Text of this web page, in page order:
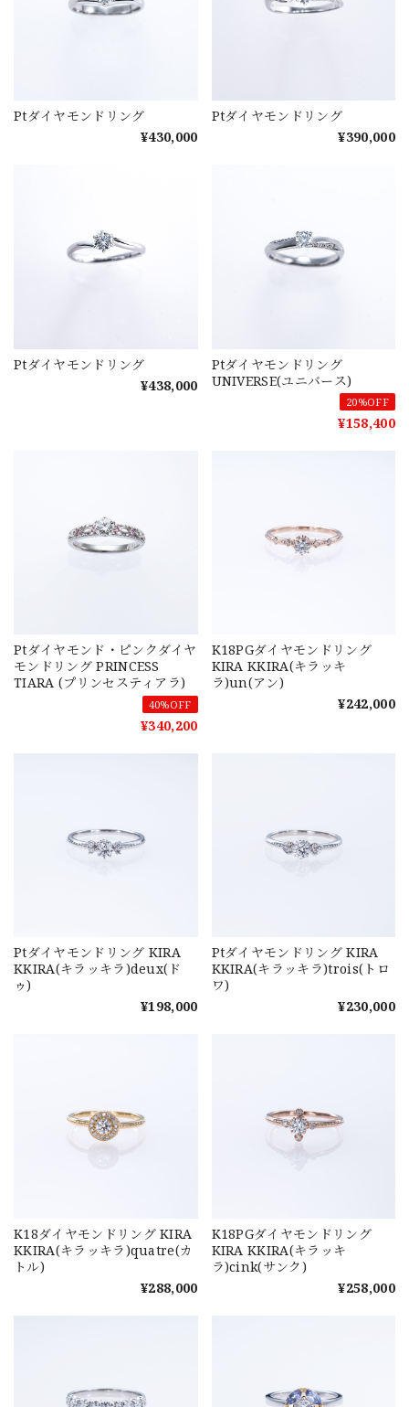
Ptダイヤモンドリング
¥430,000
Ptダイヤモンドリング
¥390,000
Ptダイヤモンドリング
¥438,000
Ptダイヤモンドリング
UNIVERSE(ユニバース)
20%OFF
¥158,400
Ptダイヤモンド・ピンクダイヤ
モンドリング PRINCESS
TIARA (プリンセスティアラ)
40%OFF
¥340,200
K18PGダイヤモンドリング
KIRA KKIRA(キラッキ
ラ)un(アン)
¥242,000
Ptダイヤモンドリング KIRA
KKIRA(キラッキラ)deux(ド
ゥ)
¥198,000
Ptダイヤモンドリング KIRA
KKIRA(キラッキラ)trois(トロ
ワ)
¥230,000
K18ダイヤモンドリング KIRA
KKIRA(キラッキラ)quatre(カ
トル)
¥288,000
K18PGダイヤモンドリング
KIRA KKIRA(キラッキ
ラ)cink(サンク)
¥258,000